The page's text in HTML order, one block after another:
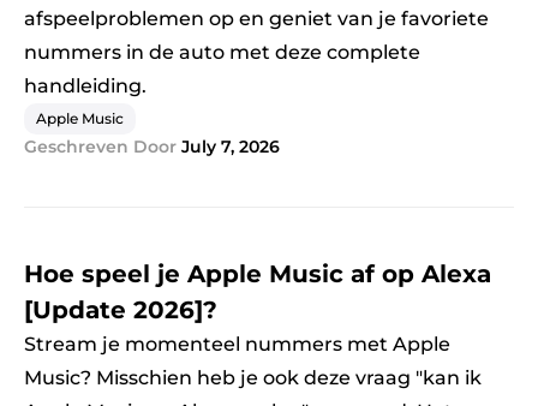
afspeelproblemen op en geniet van je favoriete
nummers in de auto met deze complete
handleiding.
Apple Music
Geschreven Door July 7, 2026
Hoe speel je Apple Music af op Alexa
[Update 2026]?
Stream je momenteel nummers met Apple
Music? Misschien heb je ook deze vraag "kan ik